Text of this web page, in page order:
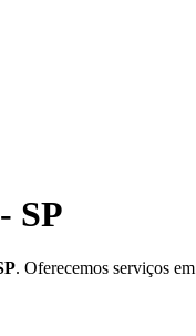
SP
. Oferecemos serviços em